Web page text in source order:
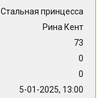
Стальная принцесса
Рина Кент
73
0
0
5-01-2025, 13:00